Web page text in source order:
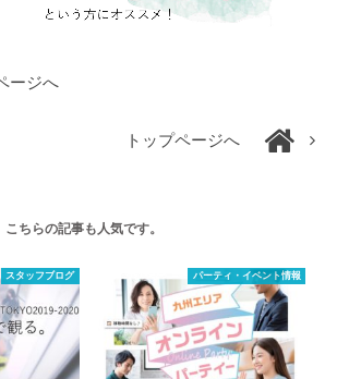
ージへ
トップページへ
こちらの記事も人気です。
スタッフブログ パーティ・イベント情報